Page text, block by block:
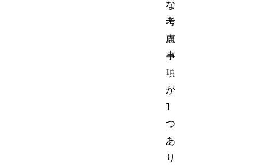
な
考
慮
事
項
が
1
つ
あ
り